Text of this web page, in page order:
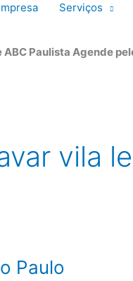
Serviços
ABC Paulista Agende
vila
Paulo